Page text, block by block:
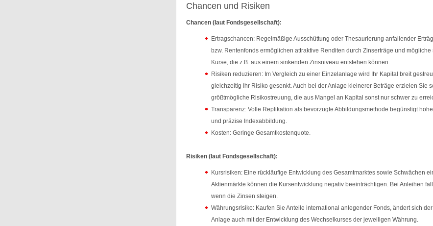
Chancen und Risiken
Chancen (laut Fondsgesellschaft):
Ertragschancen: Regelmäßige Ausschüttung oder Thesaurierung anfallender
bzw. Rentenfonds ermöglichen attraktive Renditen durch Zinserträge und mögliche
Kurse, die z.B. aus einem sinkenden Zinsniveau entstehen können.
Risiken reduzieren: Im Vergleich zu einer Einzelanlage wird Ihr Kapital breit
gleichzeitig Ihr Risiko gesenkt. Auch bei der Anlage kleinerer Beträge erzielen Sie
größtmögliche Risikostreuung, die aus Mangel an Kapital sonst nur schwer zu
Transparenz: Volle Replikation als bevorzugte Abbildungsmethode begünstigt
und präzise Indexabbildung.
Kosten: Geringe Gesamtkostenquote.
Risiken (laut Fondsgesellschaft):
Kursrisiken: Eine rückläufige Entwicklung des Gesamtmarktes sowie Schwächen
Aktienmärkte können die Kursentwicklung negativ beeinträchtigen. Bei Anleihen
wenn die Zinsen steigen.
Währungsrisiko: Kaufen Sie Anteile international anlegender Fonds, ändert sich
Anlage auch mit der Entwicklung des Wechselkurses der jeweiligen Währung.